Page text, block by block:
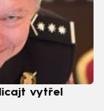
vytřel